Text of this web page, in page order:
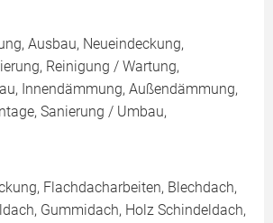
Ausbau, Neueindeckung,
Reinigung / Wartung,
Innendämmung, Außendämmung,
Sanierung / Umbau,
Flachdacharbeiten, Blechdach,
Gummidach, Holz Schindeldach,